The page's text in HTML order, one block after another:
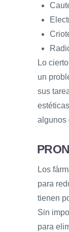
Lo
un
sus
algunos
Los
para
tienen
Sin
para